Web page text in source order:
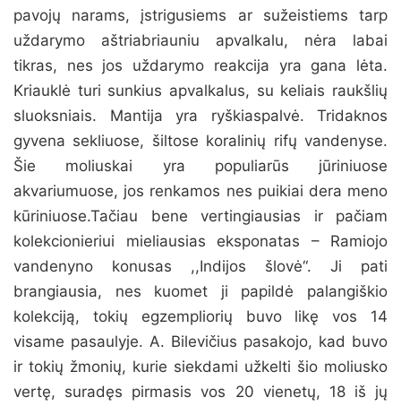
pavojų narams, įstrigusiems ar sužeistiems tarp
uždarymo aštriabriauniu apvalkalu, nėra labai
tikras, nes jos uždarymo reakcija yra gana lėta.
Kriauklė turi sunkius apvalkalus, su keliais raukšlių
sluoksniais. Mantija yra ryškiaspalvė. Tridaknos
gyvena sekliuose, šiltose koralinių rifų vandenyse.
Šie moliuskai yra populiarūs jūriniuose
akvariumuose, jos renkamos nes puikiai dera meno
kūriniuose.Tačiau bene vertingiausias ir pačiam
kolekcionieriui mieliausias eksponatas – Ramiojo
vandenyno konusas ,,Indijos šlovė“. Ji pati
brangiausia, nes kuomet ji papildė palangiškio
kolekciją, tokių egzempliorių buvo likę vos 14
visame pasaulyje. A. Bilevičius pasakojo, kad buvo
ir tokių žmonių, kurie siekdami užkelti šio moliusko
vertę, suradęs pirmasis vos 20 vienetų, 18 iš jų